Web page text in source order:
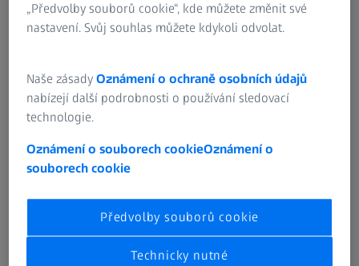
Přehled systémů ZEISS Microscopy
„Předvolby souborů cookie“, kde můžete změnit své
nastavení. Svůj souhlas můžete kdykoli odvolat.
Naše zásadyOznámení o ochraně osobních údajů
nabízejí další podrobnosti o používání sledovací
technologie.
Oznámení o souborech cookieOznámení o
souborech cookie
Předvolby souborů cookie
Technicky nutné